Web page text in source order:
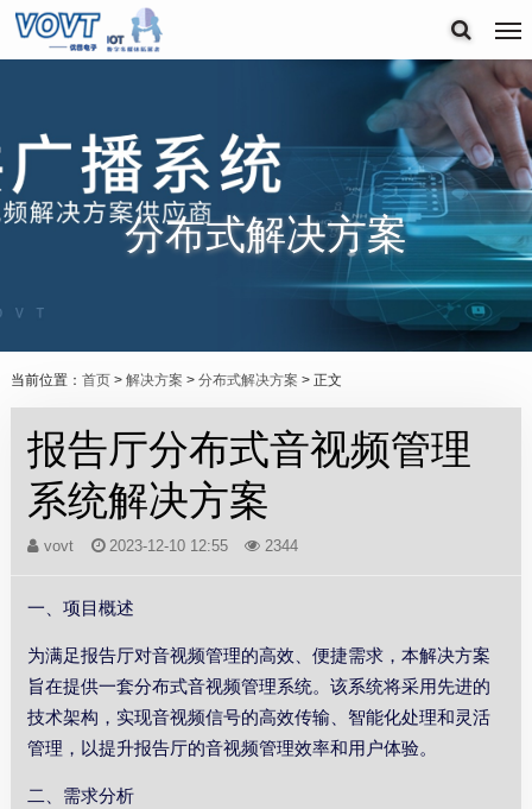
分布式解决方案
当前位置： 首页> 解决方案 > 分布式解决方案 > 正文
报告厅分布式音视频管理
系统解决方案
vovt 2023-12-10 12:55 2344
一、项目概述
为满足报告厅对音视频管理的高效、便捷需求，本解决方案
旨在提供一套分布式音视频管理系统。该系统将采用先进的
技术架构，实现音视频信号的高效传输、智能化处理和灵活
管理，以提升报告厅的音视频管理效率和用户体验。
二、需求分析